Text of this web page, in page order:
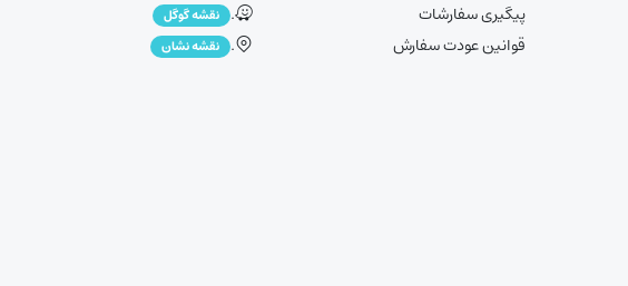
پیگیری سفارشات
قوانین عودت سفارش
. نقشه گوگل
. نقشه نشان